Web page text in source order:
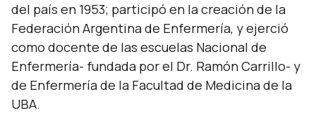
del país en 1953; participó en la creación de la
Federación Argentina de Enfermería, y ejerció
como docente de las escuelas Nacional de
Enfermería- fundada por el Dr. Ramón Carrillo- y
de Enfermería de la Facultad de Medicina de la
UBA.